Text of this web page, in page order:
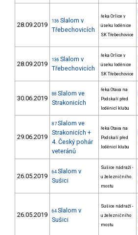
28.09.2019 136 Slalom v
Třebechovicích
řeka Orlice v
úseku loděnice
SK Třebechovice
28.09.2019
136 Slalom v
Třebechovicích
řeka Orlice v
úseku loděnice
SK Třebechovice
30.06.2019
88 Slalom ve
Strakonicích
řeka Otava na
Podskalí před
loděnicí klubu
29.06.2019
87 Slalom ve
Strakonicích +
4. Český pohár
veteránů
řeka Otava na
Podskalí před
loděnicí klubu
26.05.2019
64 Slalom v
Sušici
Sušice nádraží -
u železničního
mostu
26.05.2019 64 Slalom v
Sušici
Sušice nádraží -
u železničního
mostu